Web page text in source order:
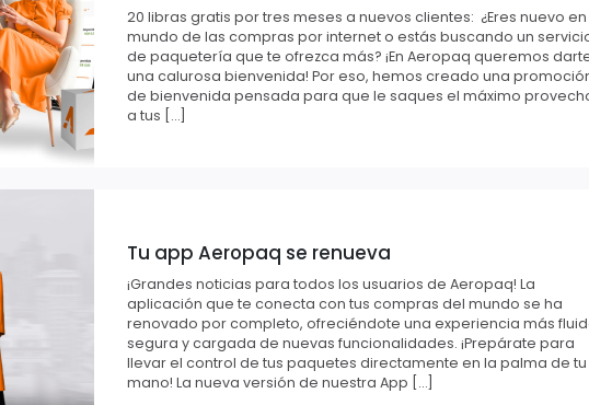
20 libras gratis por tres meses a nuevos clientes: ¿Eres nuevo
mundo de las compras por internet o estás buscando un
de paquetería que te ofrezca más? ¡En Aeropaq queremos
una calurosa bienvenida! Por eso, hemos creado una
de bienvenida pensada para que le saques el máximo
a tus […]
Tu app Aeropaq se renueva
¡Grandes noticias para todos los usuarios de Aeropaq! La
aplicación que te conecta con tus compras del mundo se ha
renovado por completo, ofreciéndote una experiencia más
segura y cargada de nuevas funcionalidades. ¡Prepárate para
llevar el control de tus paquetes directamente en la palma de tu
mano! La nueva versión de nuestra App […]